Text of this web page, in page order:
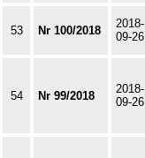
53 Nr 100/2018
2018-
09-26
54 Nr 99/2018
2018-
09-26